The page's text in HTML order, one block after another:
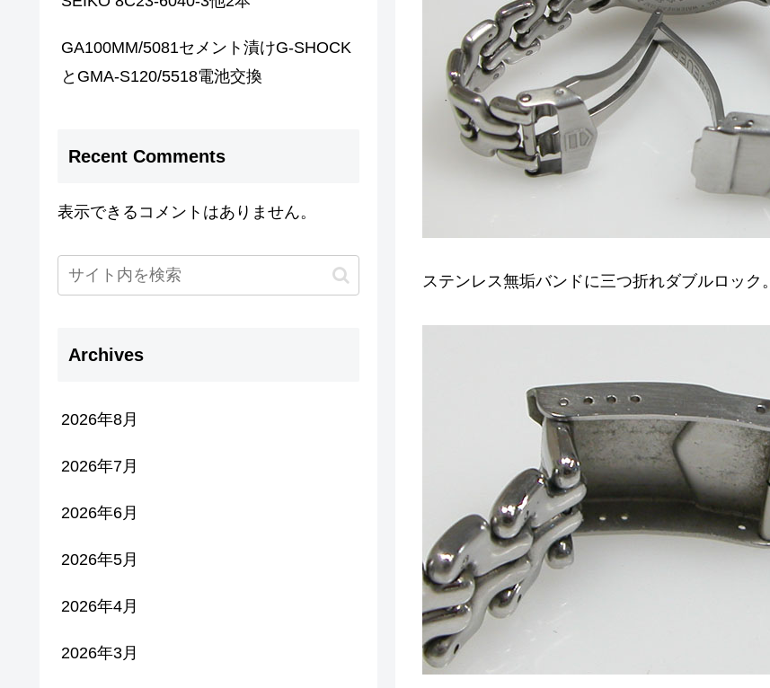
ステンレス無垢バンドに三つ折れダブルロック。
GA100MM/5081セメント漬けG-SHOCK
とGMA-S120/5518電池交換
Recent Comments
表示できるコメントはありません。
Archives
2026年8月
2026年7月
2026年6月
2026年5月
2026年4月
2026年3月